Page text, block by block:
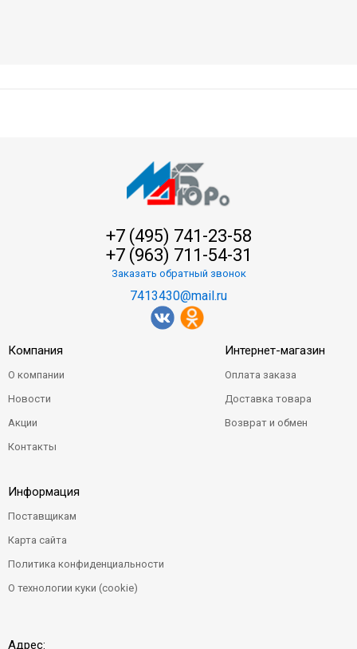
+7 (495) 741-23-58
+7 (963) 711-54-31
Заказать обратный звонок
7413430@mail.ru
Компания
О компании
Новости
Акции
Контакты
Интернет-магазин
Оплата заказа
Доставка товара
Возврат и обмен
Информация
Поставщикам
Карта сайта
Политика конфиденциальности
О технологии куки (cookie)
Адрес: